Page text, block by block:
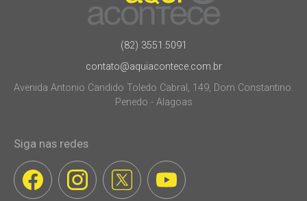
(82) 3551.5091
contato@aquiacontece.com.br
Avenida Antonio Candido Toledo Cabral, 149, Dom Constantino.
Penedo - Alagoas
Siga nas redes